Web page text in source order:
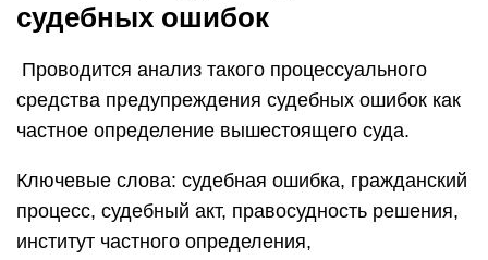
судебных ошибок
Проводится анализ такого процессуального
средства предупреждения судебных ошибок как
частное определение вышестоящего суда.
Ключевые слова: судебная ошибка, гражданский
процесс, судебный акт, правосудность решения,
институт частного определения,